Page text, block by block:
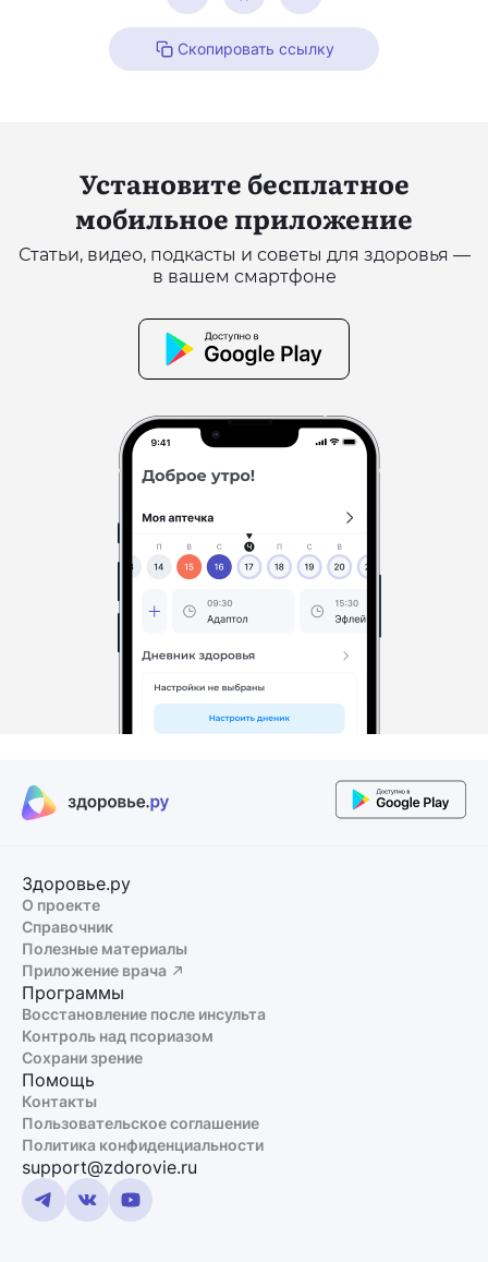
Скопировать ссылку
Установите бесплатное
мобильное приложение
Статьи, видео, подкасты и советы для здоровья —
в вашем смартфоне
Здоровье.ру
О проекте
Справочник
Полезные материалы
Приложение врача
Программы
Восстановление после инсульта
Контроль над псориазом
Сохрани зрение
Помощь
Контакты
Пользовательское соглашение
Политика конфиденциальности
support@zdorovie.ru